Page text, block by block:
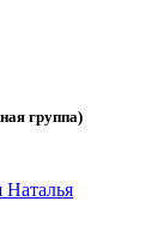
группа)
Наталья